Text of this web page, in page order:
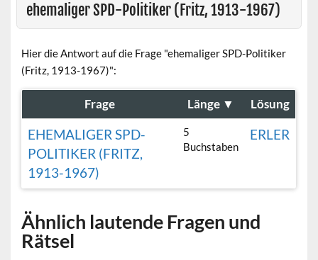
ehemaliger SPD-Politiker (Fritz, 1913-1967)
Hier die Antwort auf die Frage "ehemaliger SPD-Politiker
(Fritz, 1913-1967)":
Frage Länge ▼ Lösung
EHEMALIGER SPD-
POLITIKER (FRITZ,
1913-1967)
5
Buchstaben
ERLER
Ähnlich lautende Fragen und
Rätsel